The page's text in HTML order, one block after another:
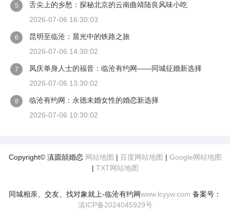
5
舌尖上的乡愁：探秘北京的云南曲靖陆良风味小吃
2026-07-06 16:30:03
6
昆明至临沧：晨光中的铁路之旅
2026-07-06 14:30:02
7
凤庆单身人士的福音：临沧有约网——同城征婚新选择
2026-07-06 13:30:02
8
临沧有约网：永德未婚女性的婚恋新选择
2026-07-06 10:30:02
Copyright© 滇圆囍婚恋 网站地图 | 百度网站地图 | Google网站地图
| TXT网站地图
同城相亲、交友、找对象就上-临沧有约网www.lcyyw.com 备案号：
滇ICP备2024045929号